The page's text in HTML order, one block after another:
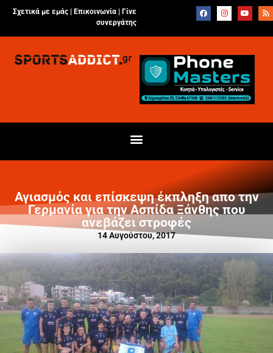
Σχετικά με εμάς | Επικοινωνία
Γίνε
συνεργάτης
Αγιασμός και επίσκεψη έκπληξη απο την
Γερμανία για την Ασπίδα Ξάνθης που
ανεβάζει στροφές
14 Αυγούστου, 2017